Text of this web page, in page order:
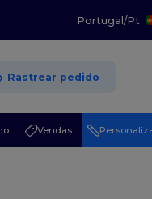
Portugal/Pt
Rastrear pedido
Vendas